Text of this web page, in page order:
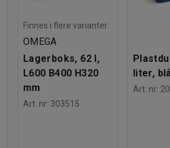
Finnes i flere varianter
OMEGA
Lagerboks, 62 l,
L600 B400 H320
mm
Art. nr: 303515
liter,
Art. nr: